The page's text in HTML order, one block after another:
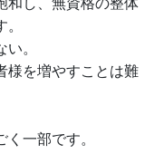
和し、無資格の整体
。
様を増やすことは難
一部です。